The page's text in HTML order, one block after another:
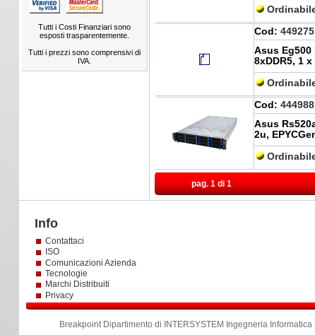
Tutti i Costi Finanziari sono
esposti trasparentemente.
Tutti i prezzi sono comprensivi di
IVA.
Cod:
Asus Eg500
8xDDR5, 1 x
Cod:
Asus
2u,
pag. 1 di 1
Info
Contattaci
ISO
Comunicazioni Azienda
Tecnologie
Marchi Distribuiti
Privacy
Breakpoint Dipartimento di INTERSYSTEM Ingegneria Informatica